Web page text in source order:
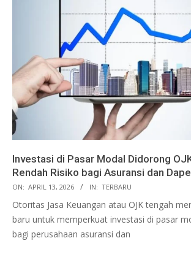
Investasi di Pasar Modal Didorong
Rendah Risiko bagi Asuransi dan
ON: APRIL 13, 2026 IN: TERBARU
Otoritas Jasa Keuangan atau OJK tengah
baru untuk memperkuat investasi di pasar
bagi perusahaan asuransi dan